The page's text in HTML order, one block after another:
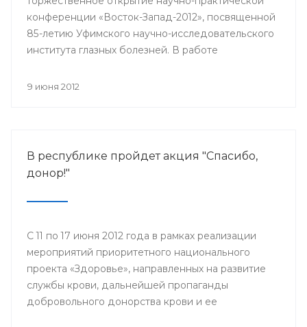
конференции «Восток-Запад-2012», посвященной
85-летию Уфимского научно-исследовательского
института глазных болезней. В работе
ведущих офтальмологов России и мира.
9 июня 2012
В республике пройдет акция "Спасибо,
донор!"
С 11 по 17 июня 2012 года в рамках реализации
мероприятий приоритетного национального
проекта «Здоровье», направленных на развитие
службы крови, дальнейшей пропаганды
добровольного донорства крови и ее